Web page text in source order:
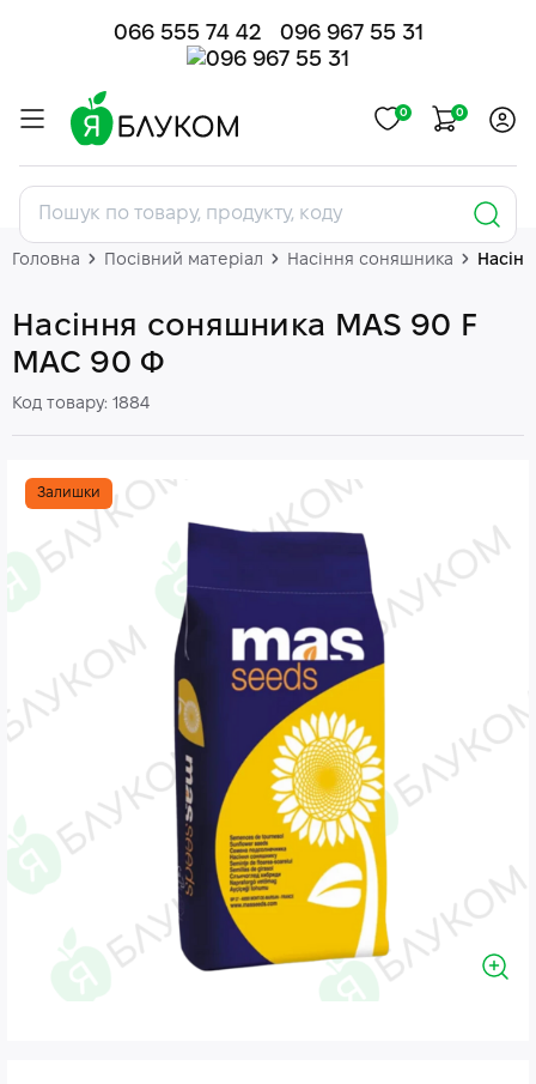
066 555 74 42 096 967 55 31
0 0
Головна Посівний матеріал Насіння соняшника
Насіння соняшника MAS 90 F
МАС 90 Ф
Код товару: 1884
Залишки